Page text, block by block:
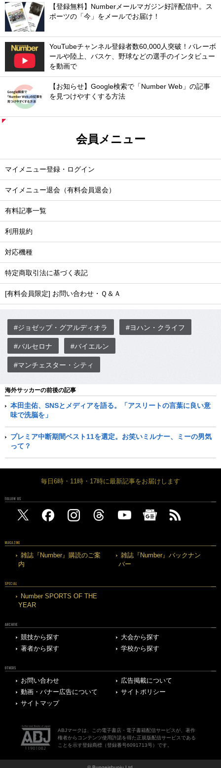
【登録無料】Numberメールマガジン好評配信中。ス
ポーツの「今」をメールでお届け！
YouTubeチャンネル登録者数60,000人突破！バレーボ
ールや陸上、バスケ、野球などの選手のインタビュー
を動画で
【お知らせ】Google検索で「Number Web」の記事
を見つけやすくする方法
会員メニュー
マイメニュー登録・ログイン
マイメニュー退会（有料会員退会）
有料記事一覧
利用規約
対応機種
特定商取引法に基づく表記
[有料会員限定] お問い合わせ・Ｑ＆Ａ
#ジョゼップ・グアルディオラ #ヨハン・クライフ
#バルセロナ #バイエルン
#マンチェスター・シティ
海外サッカーの前後の記事
本田圭佑、SNSとメディアを語る。「アスリートの言葉に良い意
味で洗脳を」
プレミア中断期間ベスト11を選定。お笑いミルナー、ミーの男気
って？
毎日6時・11時・17時に最新記事をお届けします
FOLLOW US
MAGAZINE
雑誌『Number』購読のご案
内
雑誌『Number』バックナン
バー
SPECIAL
Number SPORTS OF THE
YEAR
ARCHIVE
競技から探す
大会から探す
著者から探す
学校から探す
OTHERS
お問い合わせ
広告掲載について
動画・バナー広告について
サイトポリシー
サイトマップ
ABJマークは、この電子書店・電子書籍配信サービスが、著作
権者からコンテンツ使用許諾を得た正規版配信サービスである
ことを示す登録商標（登録番号6091713号）です。